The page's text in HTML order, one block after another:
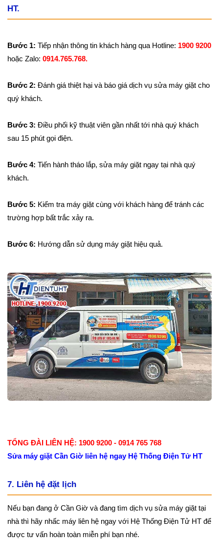
HT.
Bước 1: Tiếp nhận thông tin khách hàng qua Hotline: 1900 9200
hoặc Zalo: 0914.765.768.
Bước 2: Đánh giá thiệt hại và báo giá dịch vụ sửa máy giặt cho
quý khách.
Bước 3: Điều phối kỹ thuật viên gần nhất tới nhà quý khách
sau 15 phút gọi điện.
Bước 4: Tiến hành tháo lắp, sửa máy giặt ngay tại nhà quý
khách.
Bước 5: Kiểm tra máy giặt cùng với khách hàng để tránh các
trường hợp bất trắc xảy ra.
Bước 6: Hướng dẫn sử dụng máy giặt hiệu quả.
TỔNG ĐÀI LIÊN HỆ: 1900 9200 - 0914 765 768
Sửa máy giặt Cần Giờ liên hệ ngay Hệ Thống Điện Tử HT
7. Liên hệ đặt lịch
Nếu bạn đang ở Cần Giờ và đang tìm dịch vụ sửa máy giặt tại
nhà thì hãy nhấc máy liên hệ ngay với Hệ Thống Điện Tử HT để
được tư vấn hoàn toàn miễn phí bạn nhé.